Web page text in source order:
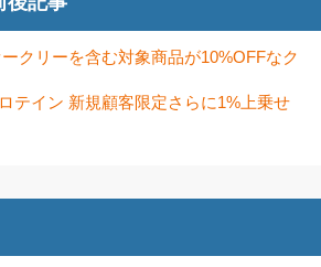
クリーを含む対象商品が10%OFFなク
テイン 新規顧客限定さらに1%上乗せ